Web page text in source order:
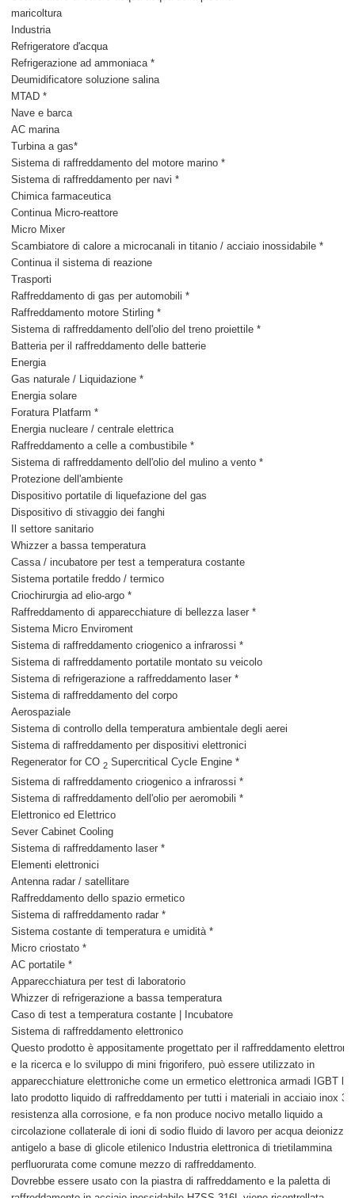
maricoltura
Industria
Refrigeratore d'acqua
Refrigerazione ad ammoniaca *
Deumidificatore soluzione salina
MTAD *
Nave e barca
AC marina
Turbina a gas*
Sistema di raffreddamento del motore marino *
Sistema di raffreddamento per navi *
Chimica farmaceutica
Continua Micro-reattore
Micro Mixer
Scambiatore di calore a microcanali in titanio / acciaio inossidabile *
Continua il sistema di reazione
Trasporti
Raffreddamento di gas per automobili *
Raffreddamento motore Stirling *
Sistema di raffreddamento dell'olio del treno proiettile *
Batteria per il raffreddamento delle batterie
Energia
Gas naturale / Liquidazione *
Energia solare
Foratura Platfarm *
Energia nucleare / centrale elettrica
Raffreddamento a celle a combustibile *
Sistema di raffreddamento dell'olio del mulino a vento *
Protezione dell'ambiente
Dispositivo portatile di liquefazione del gas
Dispositivo di stivaggio dei fanghi
Il settore sanitario
Whizzer a bassa temperatura
Cassa / incubatore per test a temperatura costante
Sistema portatile freddo / termico
Criochirurgia ad elio-argo *
Raffreddamento di apparecchiature di bellezza laser *
Sistema Micro Enviroment
Sistema di raffreddamento criogenico a infrarossi *
Sistema di raffreddamento portatile montato su veicolo
Sistema di refrigerazione a raffreddamento laser *
Sistema di raffreddamento del corpo
Aerospaziale
Sistema di controllo della temperatura ambientale degli aerei
Sistema di raffreddamento per dispositivi elettronici
Regenerator for CO2 Supercritical Cycle Engine *
Sistema di raffreddamento criogenico a infrarossi *
Sistema di raffreddamento dell'olio per aeromobili *
Elettronico ed Elettrico
Sever Cabinet Cooling
Sistema di raffreddamento laser *
Elementi elettronici
Antenna radar / satellitare
Raffreddamento dello spazio ermetico
Sistema di raffreddamento radar *
Sistema costante di temperatura e umidità *
Micro criostato *
AC portatile *
Apparecchiatura per test di laboratorio
Whizzer di refrigerazione a bassa temperatura
Caso di test a temperatura costante | Incubatore
Sistema di raffreddamento elettronico
Questo prodotto è appositamente progettato per il raffreddamento
e la ricerca e lo sviluppo di mini frigorifero, può essere utilizzato in
apparecchiature elettroniche come un ermetico elettronica armadi IGBT
lato prodotto liquido di raffreddamento per tutti i materiali in acciaio inox
resistenza alla corrosione, e fa non produce nocivo metallo liquido a
circolazione collaterale di ioni di sodio fluido di lavoro per acqua
antigelo a base di glicole etilenico Industria elettronica di trietilammina
perfluorurata come comune mezzo di raffreddamento.
Dovrebbe essere usato con la piastra di raffreddamento e la paletta di